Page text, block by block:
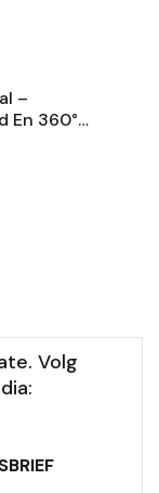
AAN
–
En 360°
Volg